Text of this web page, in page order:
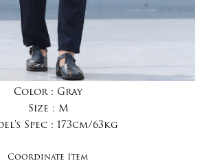
Color : Gray
Size : M
Spec : 173cm/63kg
Coordinate Item